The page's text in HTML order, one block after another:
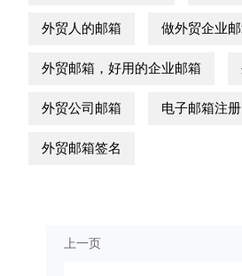
外贸人的邮箱 做外贸企业
外贸邮箱，好用的企业邮箱
外贸公司邮箱 电子邮箱注册
外贸邮箱签名
上一页